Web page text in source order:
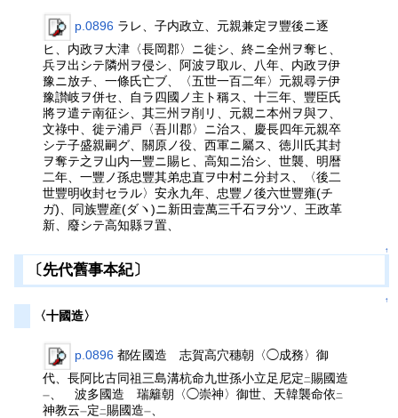
p.0896 ラレ、子内政立、元親兼定ヲ豐後ニ逐
ヒ、内政ヲ大津〈長岡郡〉ニ徙シ、終ニ全州ヲ奪ヒ、
兵ヲ出シテ隣州ヲ侵シ、阿波ヲ取ル、八年、内政ヲ伊
豫ニ放チ、一條氏亡ブ、〈五世一百二年〉元親尋テ伊
豫讃岐ヲ併セ、自ラ四國ノ主ト稱ス、十三年、豐臣氏
將ヲ遣テ南征シ、其三州ヲ削リ、元親ニ本州ヲ與フ、
文祿中、徙テ浦戸〈吾川郡〉ニ治ス、慶長四年元親卒
シテ子盛親嗣グ、關原ノ役、西軍ニ屬ス、徳川氏其封
ヲ奪テ之ヲ山内一豐ニ賜ヒ、高知ニ治シ、世襲、明暦
二年、一豐ノ孫忠豐其弟忠直ヲ中村ニ分封ス、〈後二
世豐明收封セラル〉安永九年、忠豐ノ後六世豐雍(チ
ガ)、同族豐産(ダヽ)ニ新田壹萬三千石ヲ分ツ、王政革
新、廢シテ高知縣ヲ置、
↑
〔先代舊事本紀〕
↑
〈十國造〉
p.0896 都佐國造 志賀高穴穗朝〈◯成務〉御
代、長阿比古同祖三島溝杭命九世孫小立足尼定 二 賜國造
一 、 波多國造 瑞籬朝〈◯崇神〉御世、天韓襲命依 二
神教云一定 二 賜國造一